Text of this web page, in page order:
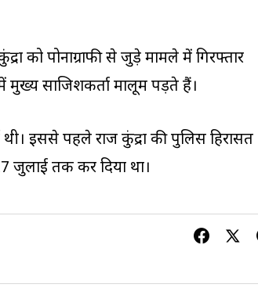
को पोर्नोग्राफी से जुड़े मामले में गिरफ्तार
मुख्य साजिशकर्ता मालूम पड़ते हैं।
इससे पहले राज कुंद्रा की पुलिस हिरासत
जुलाई तक कर दिया था।